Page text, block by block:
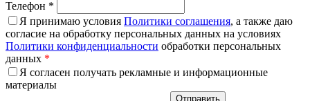
Телефон *
Я принимаю условия Политики соглашения, а также даю
согласие на обработку персональных данных на условиях
Политики конфиденциальности обработки персональных
данных *
Я согласен получать рекламные и информационные
материалы